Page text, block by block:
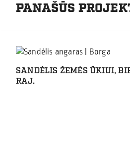
PANAŠŪS
SANDĖLIS ŽEMĖS ŪKIUI,
RAJ.